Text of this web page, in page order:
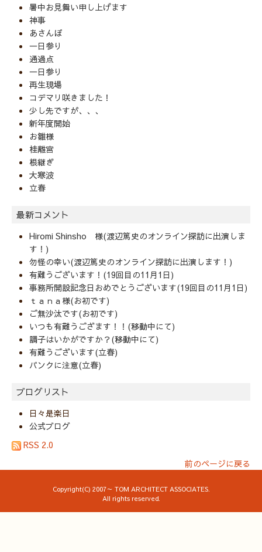
暑中お見舞い申し上げます
神事
あさんぽ
一日参り
通過点
一日参り
再生現場
コデマリ咲きました！
少し先ですが、、、
新年度開始
お雛様
桂離宮
根継ぎ
大寒波
立春
最新コメント
Hiromi Shinsho 様(渡辺篤史のオンライン探訪に出演しま
す！)
勿怪の幸い(渡辺篤史のオンライン探訪に出演します！)
有難うございます！(19回目の11月1日)
事務所開設記念日おめでとうございます(19回目の11月1日)
ｔａｎａ様(お初です)
ご無沙汰です(お初です)
いつも有難うござます！！(移動中にて)
調子はいかがですか？(移動中にて)
有難うございます(立春)
パンクに注意(立春)
ブログリスト
日々是楽日
公式ブログ
RSS 2.0
前のページに戻る
Copyright(C) 2007～ TOM ARCHITECT ASSOCIATES.
All rights reserved.